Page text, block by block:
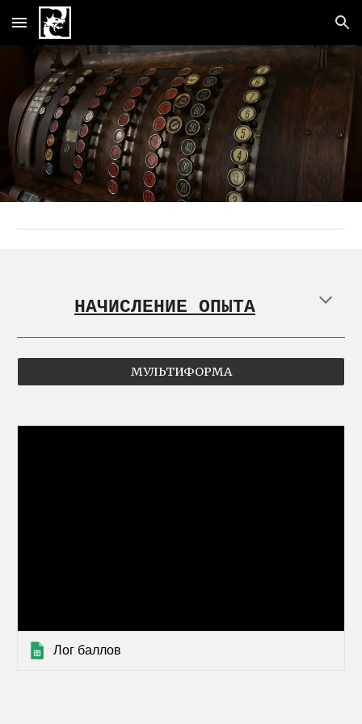
Skip to main content Skip to navigation
НАЧИСЛЕНИЕ ОПЫТА
МУЛЬТИФОРМА
Лог баллов